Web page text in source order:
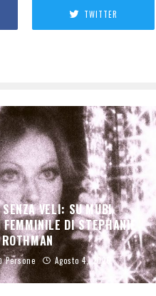
TWITTER
VELI: SU MUBI
FEMMINILE DI STEPHANIE
ROTHMAN
Persone Agosto 4, 2026